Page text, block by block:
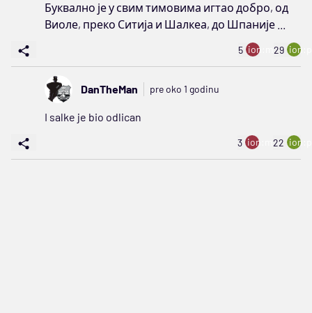
Буквално је у свим тимовима игтао добро, од
Виоле, преко Ситија и Шалкеа, до Шпаније ...
5 ion:minus
29
DanTheMan pre oko 1 godinu
I salke je bio odlican
3 ion:minus
22